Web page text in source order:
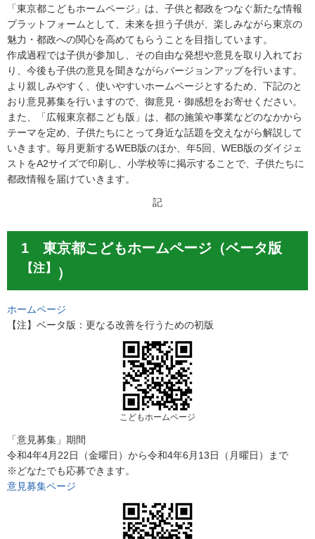
「東京都こどもホームページ」は、子供と都政をつなぐ新たな情報
プラットフォームとして、未来を担う子供が、楽しみながら東京の
魅力・都政への関心を高めてもらうことを目指しています。
作成過程では子供が参加し、その自由な発想や意見を取り入れてお
り、今後も子供の意見を聞きながらバージョンアップを行います。
より親しみやすく、使いやすいホームページとするため、下記のと
おり意見募集を行いますので、御意見・御感想をお寄せください。
また、「広報東京都こども版」は、都の施策や事業などのなかから
テーマを定め、子供たちにとって身近な話題を交えながら解説して
いきます。毎月更新するWEB版のほか、年5回、WEB版のダイジェ
ストをA2サイズで印刷し、小学校等に掲示することで、子供たちに
都政情報を届けていきます。
記
1 東京都こどもホームページ（ベータ版
【注】 ）
ホームページ
【注】ベータ版：更なる改善を行うための初版
こどもホームページ
「意見募集」期間
令和4年4月22日（金曜日）から令和4年6月13日（月曜日）まで
※どなたでも応募できます。
意見募集ページ